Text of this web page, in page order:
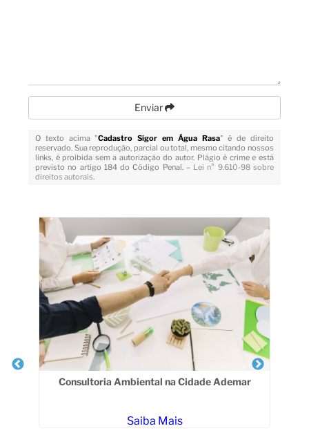
Enviar
O texto acima "Cadastro Sigor em Água Rasa" é de direito
reservado. Sua reprodução, parcial ou total, mesmo citando nossos
links, é proibida sem a autorização do autor. Plágio é crime e está
previsto no artigo 184 do Código Penal. – Lei n° 9.610-98 sobre
direitos autorais.
Consultoria Ambiental na Cidade Ademar
Saiba Mais